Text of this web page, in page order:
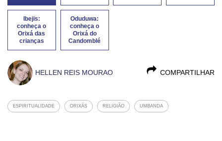
Ibejis:
conheça o
Orixá das
crianças
Oduduwa:
conheça o
Orixá do
Candomblé
COMPARTILHAR
HELLEN REIS MOURAO
ESPIRITUALIDADE ORIXÁS RELIGIÃO UMBANDA